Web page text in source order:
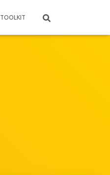
TOOLKIT